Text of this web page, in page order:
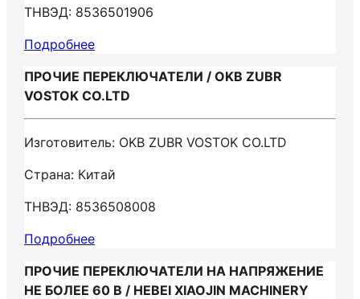
ТНВЭД: 8536501906
Подробнее
ПРОЧИЕ ПЕРЕКЛЮЧАТЕЛИ / OKB ZUBR
VOSTOK CO.LTD
Изготовитель: OKB ZUBR VOSTOK CO.LTD
Страна: Китай
ТНВЭД: 8536508008
Подробнее
ПРОЧИЕ ПЕРЕКЛЮЧАТЕЛИ НА НАПРЯЖЕНИЕ
НЕ БОЛЕЕ 60 В / HEBEI XIAOJIN MACHINERY